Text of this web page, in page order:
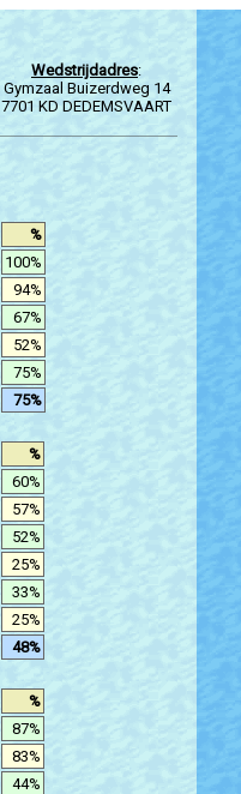
Wedstrijdadres:
Gymzaal Buizerdweg 14
7701 KD DEDEMSVAART
%
100%
94%
67%
52%
75%
75%
%
60%
57%
52%
25%
33%
25%
48%
%
87%
83%
44%